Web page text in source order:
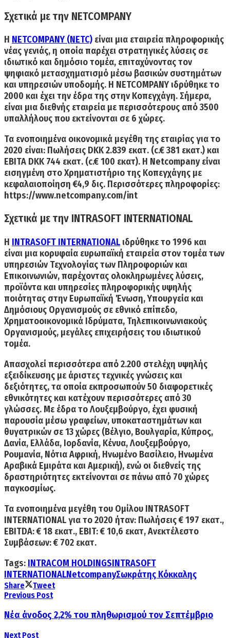
Σχετικά με την NETCOMPANY
H NETCOMPANY (NETC) είναι μια εταιρεία πληροφορικής
νέας γενιάς, η οποία παρέχει στρατηγικές λύσεις σε
ιδιωτικό και δημόσιο τομέα, επιταχύνοντας τον
ψηφιακό μετασχηματισμό μέσω βασικών συστημάτων
και υπηρεσιών υποδομής. Η NETCOMPANY ιδρύθηκε το
2000 και έχει την έδρα της στην Κοπεγχάγη. Σήμερα,
είναι μια διεθνής εταιρεία με περισσότερους από 3500
υπαλλήλους που εκτείνονται σε 6 χώρες.
Τα ενοποιημένα οικονομικά μεγέθη της εταιρίαςγια το
2020 είναι: Πωλήσεις DKK 2.839 εκατ. (c.€ 381 εκατ.)και
EBITA DKK 744 εκατ. (c.€ 100 εκατ). Η Netcompany είναι
εισηγμένη στο Χρηματιστήριο της Κοπεγχάγης με
κεφαλαιοποίηση €4,9 δις. Περισσότερες πληροφορίες:
https://www.netcompany.com/int
Σχετικά με την INTRASOFT INTERNATIONAL
Η INTRASOFT INTERNATIONAL ιδρύθηκε το 1996 και
είναι μια κορυφαία ευρωπαϊκή εταιρεία στον τομέα των
υπηρεσιών Τεχνολογίας των Πληροφοριών και
Επικοινωνιών, παρέχοντας ολοκληρωμένες λύσεις,
προϊόντα και υπηρεσίες πληροφορικής υψηλής
ποιότητας στην Ευρωπαϊκή Ένωση, Υπουργεία και
Δημόσιους Οργανισμούς σε εθνικό επίπεδο,
Χρηματοοικονομικά Ιδρύματα, Τηλεπικοινωνιακούς
Οργανισμούς, μεγάλες επιχειρήσεις του ιδιωτικού
τομέα.
Απασχολεί περισσότερα από2.200 στελέχη υψηλής
εξειδίκευσης με άριστες τεχνικές γνώσεις και
δεξιότητες, τα οποία εκπροσωπούν 50 διαφορετικές
εθνικότητες και κατέχουν περισσότερες από 30
γλώσσες. Με έδρα το Λουξεμβούργο, έχει φυσική
παρουσία μέσω γραφείων, υποκαταστημάτων και
θυγατρικών σε 13 χώρες (Βέλγιο, Βουλγαρία, Κύπρος,
Δανία, Ελλάδα, Ιορδανία, Κένυα, Λουξεμβούργο,
Ρουμανία, Νότια Αφρική, Ηνωμένο Βασίλειο, Ηνωμένα
Αραβικά Εμιράτα και Αμερική), ενώ οι διεθνείς της
δραστηριότητες εκτείνονται σε πάνω από 70 χώρες
παγκοσμίως.
Τα ενοποιημένα μεγέθη του Ομίλου INTRASOFT
INTERNATIONALγια το 2020 ήταν: Πωλήσεις € 197 εκατ.,
EBITDA: € 18 εκατ., EBIT: € 10,6 εκατ,Ανεκτέλεστο
Συμβάσεων: € 702 εκατ.
Tags: INTRACOM HOLDINGSINTRASOFT
INTERNATIONALNetcompanyΣωκράτης Κόκκαλης
Share
Tweet
Previous Post
Νέα άνοδος 2,2% του πληθωρισμού τον Σεπτέμβριο
Next Post